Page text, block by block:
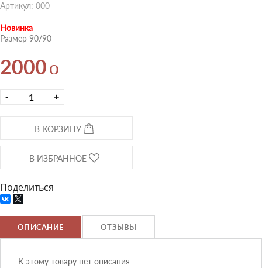
Артикул: 000
Новинка
Размер 90/90
2000o
- +
В КОРЗИНУ
В ИЗБРАННОЕ
Поделиться
ОПИСАНИЕ ОТЗЫВЫ
К этому товару нет описания